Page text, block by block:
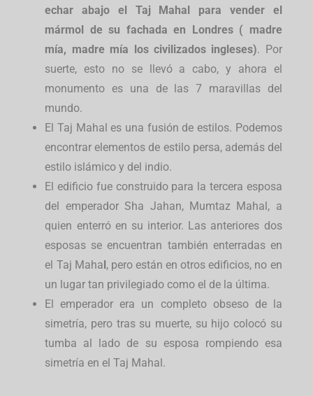
echar abajo el Taj Mahal para vender el
mármol de su fachada en Londres ( madre
mía, madre mía los civilizados ingleses). Por
suerte, esto no se llevó a cabo, y ahora el
monumento es una de las 7 maravillas del
mundo.
El Taj Mahal es una fusión de estilos. Podemos
encontrar elementos de estilo persa, además del
estilo islámico y del indio.
El edificio fue construido para la tercera esposa
del emperador Sha Jahan, Mumtaz Mahal, a
quien enterró en su interior. Las anteriores dos
esposas se encuentran también enterradas en
el Taj Maha , pero están en otros edificios, no en
un lugar tan privilegiado como el de la última.
El emperador era un completo obseso de la
simetría, pero tras su muerte, su hijo colocó su
tumba al lado de su esposa rompiendo esa
simetría en el Taj Mahal.